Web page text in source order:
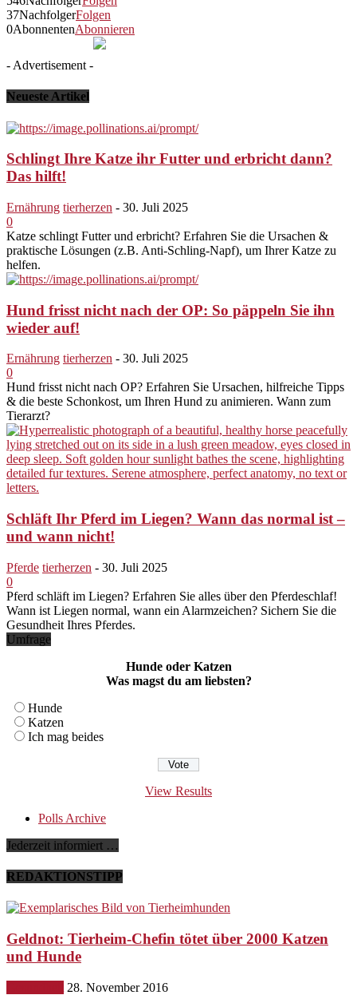
37NachfolgerFolgen
0AbonnentenAbonnieren
- Advertisement -
Neueste Artikel
Schlingt Ihre Katze ihr Futter und erbricht dann?
Das hilft!
Ernährung tierherzen - 30. Juli 2025
0
Katze schlingt Futter und erbricht? Erfahren Sie die Ursachen &
praktische Lösungen (z.B. Anti-Schling-Napf), um Ihrer Katze zu
helfen.
Hund frisst nicht nach der OP: So päppeln Sie ihn
wieder auf!
Ernährung tierherzen - 30. Juli 2025
0
Hund frisst nicht nach OP? Erfahren Sie Ursachen, hilfreiche Tipps
& die beste Schonkost, um Ihren Hund zu animieren. Wann zum
Tierarzt?
Schläft Ihr Pferd im Liegen? Wann das normal ist –
und wann nicht!
Pferde tierherzen - 30. Juli 2025
0
Pferd schläft im Liegen? Erfahren Sie alles über den Pferdeschlaf!
Wann ist Liegen normal, wann ein Alarmzeichen? Sichern Sie die
Gesundheit Ihres Pferdes.
Umfrage
Hunde oder Katzen
Was magst du am liebsten?
Hunde
Katzen
Ich mag beides
View Results
Polls Archive
Jederzeit informiert …
REDAKTIONSTIPP
Geldnot: Tierheim-Chefin tötet über 2000 Katzen
und Hunde
28. November 2016